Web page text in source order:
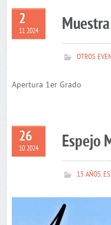
2
11 2024
OTROS
Apertura 1er Grado
26
10 2024 Espejo
15 AÑOS,